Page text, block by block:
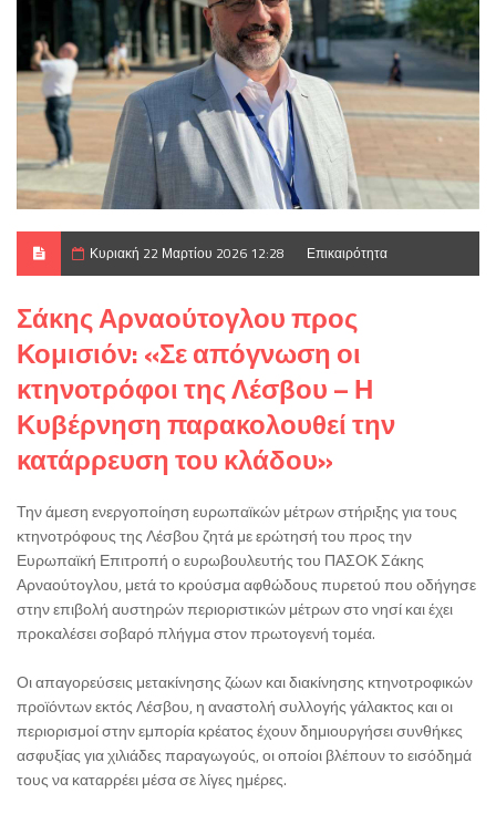
Κυριακή 22 Μαρτίου 2026 12:28 Επικαιρότητα
Σάκης Αρναούτογλου προς
Κομισιόν: «Σε απόγνωση οι
κτηνοτρόφοι της Λέσβου – Η
Κυβέρνηση παρακολουθεί την
κατάρρευση του κλάδου»
Την άμεση ενεργοποίηση ευρωπαϊκών μέτρων στήριξης για τους
κτηνοτρόφους της Λέσβου ζητά με ερώτησή του προς την
Ευρωπαϊκή Επιτροπή ο ευρωβουλευτής του ΠΑΣΟΚ Σάκης
Αρναούτογλου, μετά το κρούσμα αφθώδους πυρετού που οδήγησε
στην επιβολή αυστηρών περιοριστικών μέτρων στο νησί και έχει
προκαλέσει σοβαρό πλήγμα στον πρωτογενή τομέα.
Οι απαγορεύσεις μετακίνησης ζώων και διακίνησης κτηνοτροφικών
προϊόντων εκτός Λέσβου, η αναστολή συλλογής γάλακτος και οι
περιορισμοί στην εμπορία κρέατος έχουν δημιουργήσει συνθήκες
ασφυξίας για χιλιάδες παραγωγούς, οι οποίοι βλέπουν το εισόδημά
τους να καταρρέει μέσα σε λίγες ημέρες.